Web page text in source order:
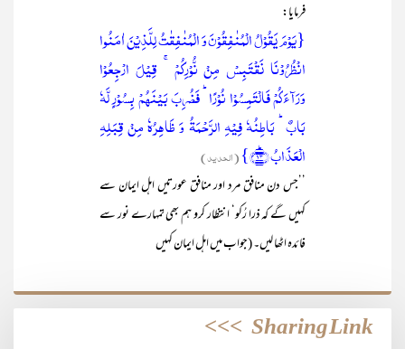
فرمایا:
{یَوۡمَ یَقُوۡلُ الۡمُنٰفِقُوۡنَ وَ الۡمُنٰفِقٰتُ لِلَّذِیۡنَ اٰمَنُوا
انۡظُرُوۡنَا نَقۡتَبِسۡ مِنۡ نُّوۡرِکُمۡ ۚ قِیۡلَ ارۡجِعُوۡا
وَرَآءَکُمۡ فَالۡتَمِسُوۡا نُوۡرًا ؕ فَضُرِبَ بَیۡنَہُمۡ بِسُوۡرٍ لَّہٗ
بَابٌ ؕ بَاطِنُہٗ فِیۡہِ الرَّحۡمَۃُ وَ ظَاہِرُہٗ مِنۡ قِبَلِہِ
الۡعَذَابُ ﴿ؕ۱۳﴾}
(الحدید)
’’جس دن منافق مرد اور منافق عورتیں اہل ایمان سے
کہیں گے کہ ذرا رُکو‘ انتظار کرو ہم بھی تمہارے نور سے
فائدہ اٹھا لیں۔ (جواب میں اہل ایمان کہیں
Sharing Link
>>>